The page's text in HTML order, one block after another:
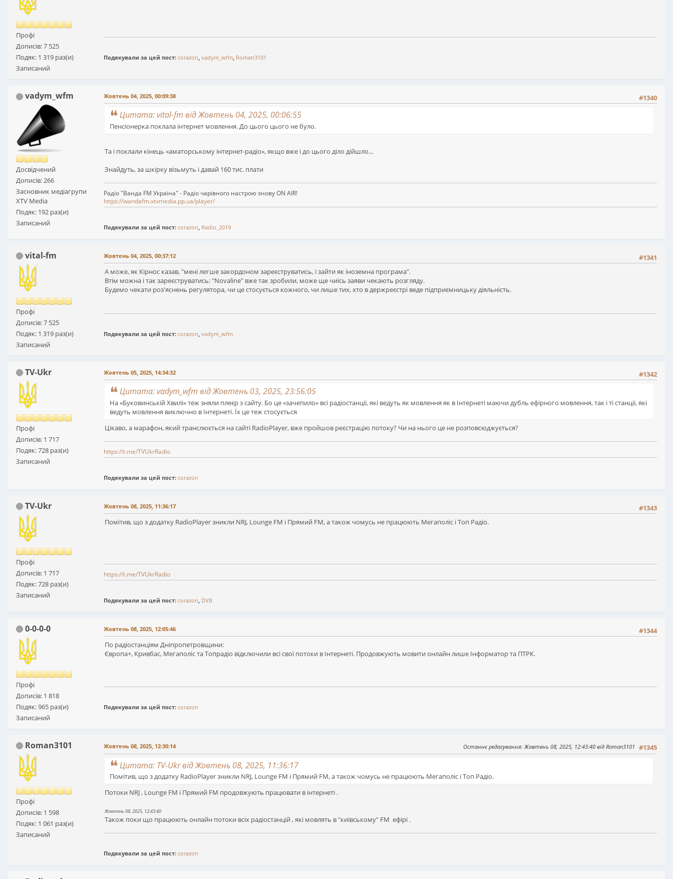
Профі
Дописів: 7 525
Подяк: 1 319 раз(и)
Записаний
Подякували за цей пост: corazon, vadym_wfm, Roman3101
vadym_wfm
Досвідчений
Дописів: 266
Засновник медіагрупи
XTV Media
Подяк: 192 раз(и)
Записаний
#1340
Жовтень 04, 2025, 00:09:38
Цитата: vital-fm від Жовтень 04, 2025, 00:06:55
Пенсіонерка поклала інтернет мовлення. До цього цього не було.
Та і поклали кінець «аматорському інтернет-радіо», якщо вже і до цього діло дійшло...
Знайдуть, за шкірку візьмуть і давай 160 тис. плати
Радіо "Ванда FM Україна" - Радіо чарівного настрою знову ON AIR!
https://wandafm.xtvmedia.pp.ua/player/
Подякували за цей пост: corazon Radio_2019
vital-fm
Профі
Дописів: 7 525
Подяк: 1 319 раз(и)
Записаний
#1341
Жовтень 04, 2025, 00:37:12
А може, як Кірнос казав, "мені легше закордоном зареєструватись, і зайти як іноземна програма".
Втім можна і так зареєструватись: "Novaline" вже так зробили, може ще чиїсь заяви чекають розгляду.
Будемо чекати роз'яснень регулятора, чи це стосується кожного, чи лише тих, хто в держреєстрі веде підприємницьку діяльність.
Подякували за цей пост: corazon vadym_wfm
TV-Ukr
Профі
Дописів: 1 717
Подяк: 728 раз(и)
Записаний
#1342
Жовтень 05, 2025, 14:34:32
Цитата: vadym_wfm від Жовтень 03, 2025, 23:56:05
На «Буковинській Хвилі» теж зняли плеєр з сайту. Бо це «зачепило» всі радіостанції, які ведуть як мовлення як в Інтернеті маючи дубль ефірного мовлення, так і ті станції, які
ведуть мовлення виключно в Інтернеті. Їх це теж стосується
Цікаво, а марафон, який транслюється на сайті RadioPlayer, вже пройшов реєстрацію потоку? Чи на нього це не розповсюджується?
https://t.me/TVUkrRadio
Подякували за цей пост: corazon
TV-Ukr
Профі
Дописів: 1 717
Подяк: 728 раз(и)
Записаний
#1343
Жовтень 08, 2025, 11:36:17
Помітив, що з додатку RadioPlayer зникли NRJ, Lounge FM і Прямий FM, а також чомусь не працюють Мегаполіс і Топ Радіо.
https://t.me/TVUkrRadio
Подякували за цей пост: corazon DVB
0-0-0-0
Профі
Дописів: 1 818
Подяк: 965 раз(и)
Записаний
#1344
Жовтень 08, 2025, 12:05:46
По радіостанціям Дніпропетровщини:
Європа+, Кривбас, Мегаполіс та Топрадіо відключили всі свої потоки в Інтернеті. Продовжують мовити онлайн лише Інформатор та ПТРК.
Подякували за цей пост: corazon
Roman3101
Профі
Дописів: 1 598
Подяк: 1 061 раз(и)
Записаний
#1345
Жовтень 08, 2025, 12:30:14 Останнє редагування: Жовтень 08, 2025, 12:43:40 від Roman3101
Цитата: TV-Ukr від Жовтень 08, 2025, 11:36:17
Помітив, що з додатку RadioPlayer зникли NRJ, Lounge FM і Прямий FM, а також чомусь не працюють Мегаполіс і Топ Радіо.
Потоки NRJ , Lounge FM і Прямий FM продовжують працювати в інтернеті .
Жовтень 08, 2025, 12:43:40
Також поки що працюють онлайн потоки всіх радіостанцій , які мовлять в "київському" FM ефірі .
Подякували за цей пост: corazon